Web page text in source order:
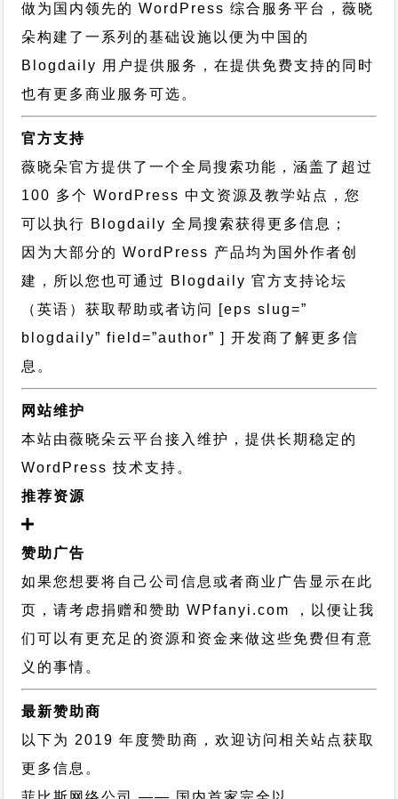
做为国内领先的 WordPress 综合服务平台，薇晓
朵构建了一系列的基础设施以便为中国的
Blogdaily 用户提供服务，在提供免费支持的同时
也有更多商业服务可选。
官方支持
薇晓朵官方提供了一个全局搜索功能，涵盖了超过
100 多个 WordPress 中文资源及教学站点，您
可以执行 Blogdaily 全局搜索获得更多信息；
因为大部分的 WordPress 产品均为国外作者创
建，所以您也可通过 Blogdaily 官方支持论坛
（英语）获取帮助或者访问 [eps slug=”
blogdaily” field=”author” ] 开发商了解更多信
息。
网站维护
本站由薇晓朵云平台接入维护，提供长期稳定的
WordPress 技术支持 。
推荐资源
赞助广告
如果您想要将自己公司信息或者商业广告显示在此
页，请考虑捐赠和赞助 WPfanyi.com ，以便让我
们可以有更充足的资源和资金来做这些免费但有意
义的事情。
最新赞助商
以下为 2019 年度赞助商，欢迎访问相关站点获取
更多信息。